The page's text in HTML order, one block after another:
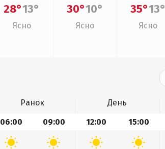
28°13°
Ясно
30°10°
Ясно
35°13°
Ясно
Ранок День
06:00 09:00 12:00 15:00